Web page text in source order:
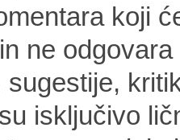
koji
ne
sugestije,
isključivo